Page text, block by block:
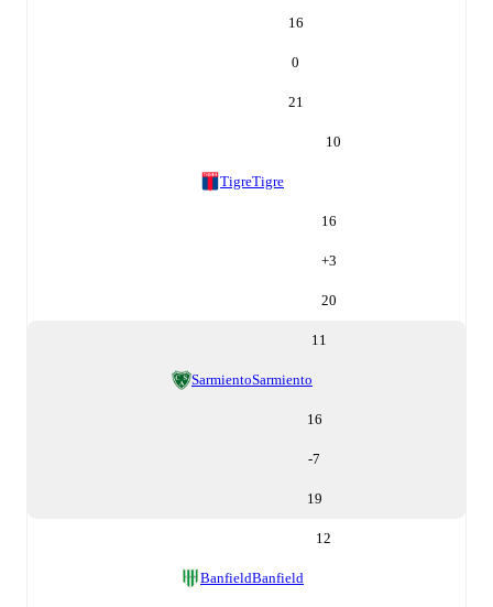
16
0
21
10
TigreTigre
16
+3
20
11
SarmientoSarmiento
16
-7
19
12
BanfieldBanfield